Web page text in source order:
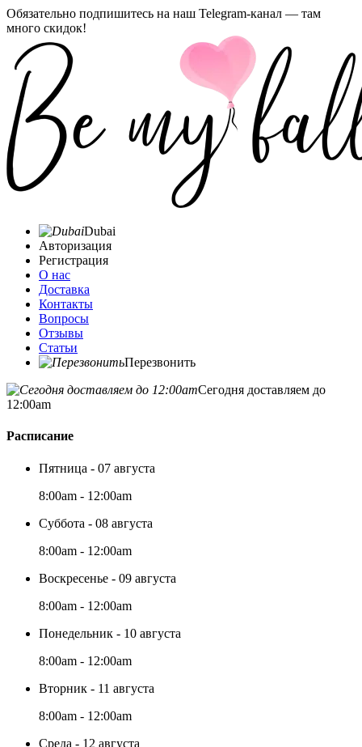
Обязательно подпишитесь на наш Telegram-канал — там
много скидок!
Dubai
Авторизация
Регистрация
О нас
Доставка
Контакты
Вопросы
Отзывы
Статьи
Перезвонить
Сегодня доставляем до
12:00am
Расписание
Пятница - 07 августа
8:00am - 12:00am
Суббота - 08 августа
8:00am - 12:00am
Воскресенье - 09 августа
8:00am - 12:00am
Понедельник - 10 августа
8:00am - 12:00am
Вторник - 11 августа
8:00am - 12:00am
Среда - 12 августа